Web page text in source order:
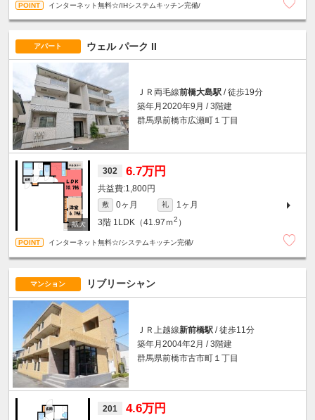
インターネット無料☆/IHシステムキッチン完備/
アパート ウェル パーク II
ＪＲ両毛線前橋大島駅 / 徒歩19分
築年月2020年9月 / 3階建
群馬県前橋市広瀬町１丁目
302 6.7万円
1,800円
敷 0ヶ月 礼
1ヶ月
3階 1LDK（41.97ｍ2 ）
インターネット無料☆/システムキッチン完備/
マンション リブリーシャン
ＪＲ上越線新前橋駅 / 徒歩11分
築年月2004年2月 / 3階建
群馬県前橋市古市町１丁目
201 4.6万円